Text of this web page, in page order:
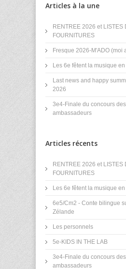
Articles à la une
RENTREE 2026 et LISTES
FOURNITURES
Fresque 2026-M'ADO (moi
Les 6e fêtent la musique
Last news and happy
2026
3e4-Finale du concours
ambassadeurs
Articles récents
RENTREE 2026 et LISTES
FOURNITURES
Les 6e fêtent la musique
6e5/Cm2 - Conte bilingue
Zélande
Les personnels
5e-KIDS IN THE LAB
3e4-Finale du concours
ambassadeurs